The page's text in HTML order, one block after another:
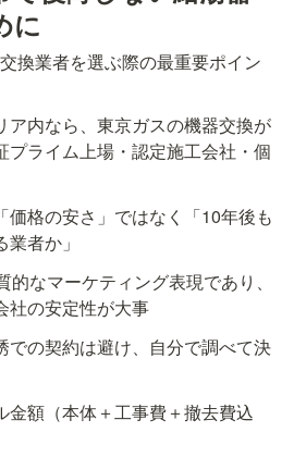
に
換業者を選ぶ際の最重要ポイン
ア内なら、東京ガスの機器交換が
プライム上場・認定施工会社・個
価格の安さ」ではなく「10年後も
者か」
的なマーケティング表現であり、
社の安定性が大事
での契約は避け、自分で調べて決
金額（本体＋工事費＋撤去費込